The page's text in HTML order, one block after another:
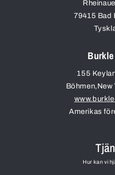
79415 Bad
155
Böhmen,New
Amerikas
Hur kan vi